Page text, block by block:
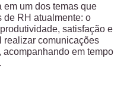
em um dos temas que
de RH atualmente: o
satisfação e
realizar comunicações
em tempo